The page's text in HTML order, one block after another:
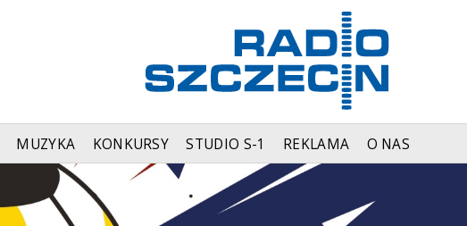
MUZYKA KONKURSY STUDIO S-1 REKLAMA O NAS